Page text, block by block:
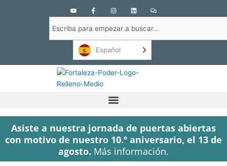
Y
o
u
t
u
b
F
a
c
e
b
o
f
I
n
s
t
a
g
a
L
i
n
k
e
d
C
o
m
e
n
t
en
Español
Asiste a nuestra jornada de puertas abiertas
con motivo de nuestro 10.º aniversario, el 13 de
agosto. Más información.